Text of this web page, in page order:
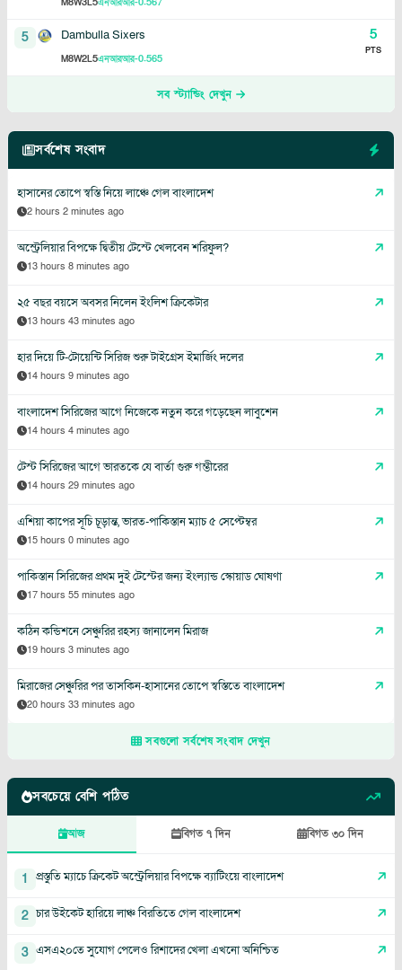
5 Dambulla Sixers
M8W2L5এনআরআর-0.565
5
PTS
সব স্ট্যান্ডিং দেখুন
সর্বশেষ সংবাদ
হাসানের তোপে স্বস্তি নিয়ে লাঞ্চে গেল বাংলাদেশ
2 hours 2 minutes ago
অস্ট্রেলিয়ার বিপক্ষে দ্বিতীয় টেস্টে খেলবেন শরিফুল?
13 hours 8 minutes ago
২৫ বছর বয়সে অবসর নিলেন ইংলিশ ক্রিকেটার
13 hours 43 minutes ago
হার দিয়ে টি-টোয়েন্টি সিরিজ শুরু টাইগ্রেস ইমার্জিং দলের
14 hours 9 minutes ago
বাংলাদেশ সিরিজের আগে নিজেকে নতুন করে গড়েছেন লাবুশেন
14 hours 4 minutes ago
টেস্ট সিরিজের আগে ভারতকে যে বার্তা গুরু গম্ভীরের
14 hours 29 minutes ago
এশিয়া কাপের সূচি চূড়ান্ত, ভারত-পাকিস্তান ম্যাচ ৫ সেপ্টেম্বর
15 hours 0 minutes ago
পাকিস্তান সিরিজের প্রথম দুই টেস্টের জন্য ইংল্যান্ড স্কোয়াড ঘোষণা
17 hours 55 minutes ago
কঠিন কন্ডিশনে সেঞ্চুরির রহস্য জানালেন মিরাজ
19 hours 3 minutes ago
মিরাজের সেঞ্চুরির পর তাসকিন-হাসানের তোপে স্বস্তিতে বাংলাদেশ
20 hours 33 minutes ago
সবগুলো সর্বশেষ সংবাদ দেখুন
সবচেয়ে বেশি পঠিত
আজ বিগত ৭ দিন বিগত ৩০ দিন
1 প্রস্তুতি ম্যাচে ক্রিকেট অস্ট্রেলিয়ার বিপক্ষে ব্যাটিংয়ে বাংলাদেশ
2 চার উইকেট হারিয়ে লাঞ্চ বিরতিতে গেল বাংলাদেশ
3 এসএ২০তে সুযোগ পেলেও রিশাদের খেলা এখনো অনিশ্চিত